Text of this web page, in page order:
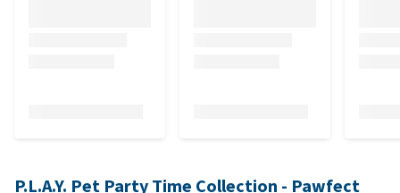
P.L.A.Y. Pet Party Time Collection - Pawfect